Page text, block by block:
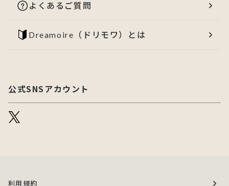
よくあるご質問
Dreamoire（ドリモワ）とは
公式SNSアカウント
利用規約